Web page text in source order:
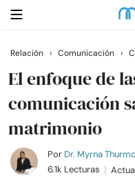
Buscar
Casarse
Relaciones
Relación › Comunicación ›
El enfoque de
comunicación
matrimonio
Por Dr. Myrna
6.1k Lecturas